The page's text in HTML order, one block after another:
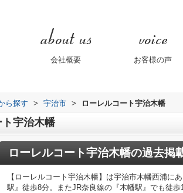
会社概要 お客様の声
ら探す > 宇治市 > ローレルコート宇治木幡
宇治木幡
ローレルコート宇治木幡の過去掲
【ローレルコート宇治木幡】は宇治市木幡西浦に
駅』徒歩8分。またJR奈良線の『木幡駅』でも徒